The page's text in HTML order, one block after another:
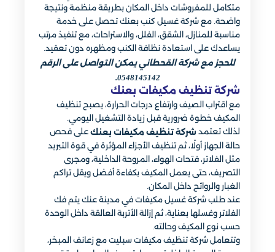
متكامل للمفروشات داخل المكان بطريقة منظمة ونتيجة
واضحة. مع شركة غسيل كنب بعنك تحصل على خدمة
مناسبة للمنازل، الشقق، الفلل، والاستراحات، مع تنفيذ مرتب
يساعدك على استعادة نظافة الكنب ومظهره دون تعقيد.
للحجز مع شركة القحطاني يمكن التواصل على الرقم
0548145142.
شركة تنظيف مكيفات بعنك
مع اقتراب الصيف وارتفاع درجات الحرارة، يصبح تنظيف
المكيف خطوة ضرورية قبل زيادة التشغيل اليومي.
لذلك تعتمد شركة تنظيف مكيفات بعنك على فحص
حالة الجهاز أولًا، ثم تنظيف الأجزاء المؤثرة في قوة التبريد
مثل الفلاتر، فتحات الهواء، المروحة الداخلية، ومجرى
التصريف، حتى يعمل المكيف بكفاءة أفضل ويقل تراكم
الغبار والروائح داخل المكان.
عند طلب شركة غسيل مكيفات في مدينة عنك يتم فك
الفلاتر وغسلها بعناية، ثم إزالة الأتربة العالقة داخل الوحدة
حسب نوع المكيف وحالته.
وتتعامل شركة تنظيف مكيفات سبليت مع زعانف المبخر،